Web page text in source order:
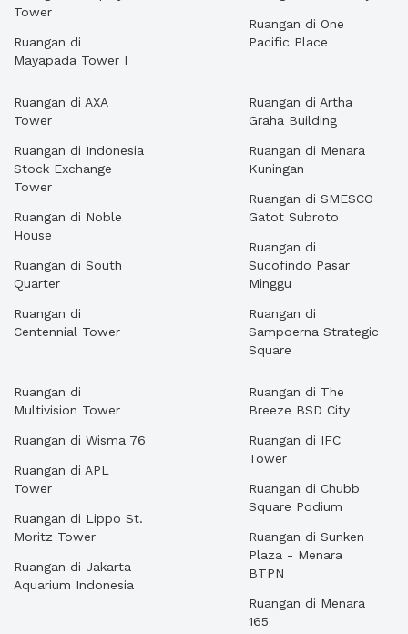
Tower
Ruangan di
Mayapada Tower I
Ruangan di One
Pacific Place
Ruangan di AXA
Tower
Ruangan di Indonesia
Stock Exchange
Tower
Ruangan di Noble
House
Ruangan di South
Quarter
Ruangan di
Centennial Tower
Ruangan di Artha
Graha Building
Ruangan di Menara
Kuningan
Ruangan di SMESCO
Gatot Subroto
Ruangan di
Sucofindo Pasar
Minggu
Ruangan di
Sampoerna Strategic
Square
Ruangan di
Multivision Tower
Ruangan di Wisma 76
Ruangan di APL
Tower
Ruangan di Lippo St.
Moritz Tower
Ruangan di Jakarta
Aquarium Indonesia
Ruangan di The
Breeze BSD City
Ruangan di IFC
Tower
Ruangan di Chubb
Square Podium
Ruangan di Sunken
Plaza - Menara
BTPN
Ruangan di Menara
165